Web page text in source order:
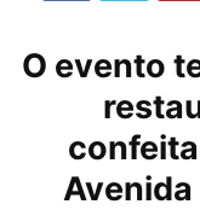
O evento